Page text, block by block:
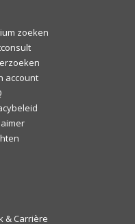
zoeken
account
& Carrière